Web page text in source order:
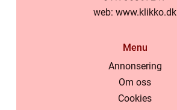
web: www.klikko.dk
Menu
Annonsering
Om oss
Cookies